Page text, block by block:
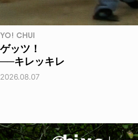
YO! CHUI
ゲッツ！
──キレッキレ
2026.08.07